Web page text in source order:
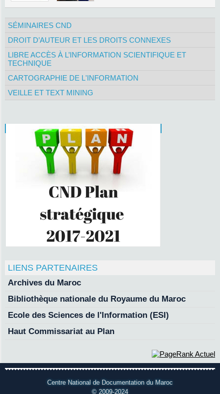
SÉMINAIRES CND
DROIT D’AUTEUR ET LES DROITS CONNEXES
LIBRE ACCÈS À L’INFORMATION SCIENTIFIQUE ET
TECHNIQUE
CARTOGRAPHIE DE L'INFORMATION
VEILLE ET TEXT MINING
LIENS PARTENAIRES
Archives du Maroc
Bibliothèque nationale du Royaume du Maroc
Ecole des Sciences de l'Information (ESI)
Haut Commissariat au Plan
Centre National de Documentation du Maroc
© 2009-2024